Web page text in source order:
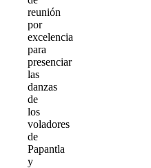
reunión
por
excelencia
para
presenciar
las
danzas
de
los
voladores
de
Papantla
y